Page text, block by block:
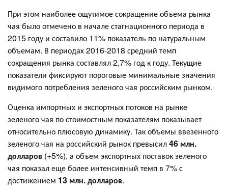
При этом наиболее ощутимое сокращение объема рынка
чая было отмечено в начале стагнационного периода в
2015 году и составило 11% показатель по натуральным
объемам. В периодах 2016-2018 средний темп
сокращения рынка составлял 2,7% год к году. Текущие
показатели фиксируют пороговые минимальные значения
видимого потребления зеленого чая российским рынком.
Оценка импортных и экспортных потоков на рынке
зеленого чая по стоимостным показателям показывает
относительно плюсовую динамику. Так объемы ввезенного
зеленого чая на российский рынок превысил46 млн.
долларов (+5%), а объем экспортных поставок зеленого
чая показал еще более интенсивный темп в 7% с
достижением 13 млн. долларов.